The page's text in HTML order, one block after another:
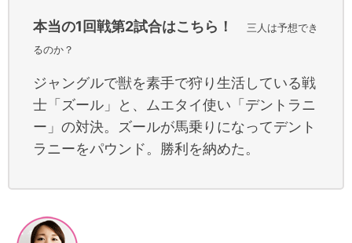
本当の1回戦第2試合はこちら！
三人は予想でき
るのか？
ジャングルで獣を素手で狩り生活している戦
士「ズール」と、ムエタイ使い「デントラニ
ー」の対決。ズールが馬乗りになってデント
ラニーをパウンド。勝利を納めた。